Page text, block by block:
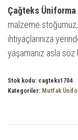
Çağteks Üniforma
malzeme
ihtiyaçlarınıza
yaşamanız asla
Stok kodu: cagteks1704
Kategoriler: Mutfak